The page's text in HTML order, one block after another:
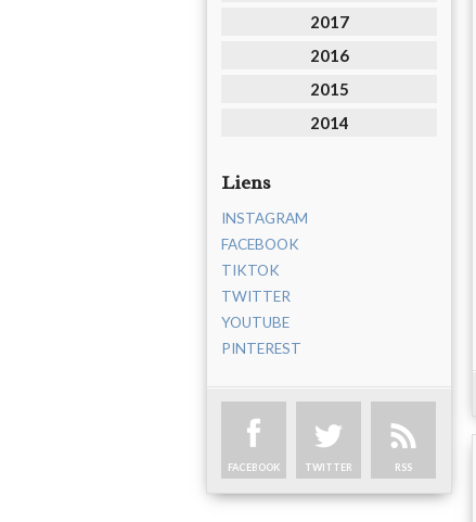
2017
2016
2015
2014
Liens
INSTAGRAM
FACEBOOK
TIKTOK
TWITTER
YOUTUBE
PINTEREST
FACEBOOK TWITTER RSS